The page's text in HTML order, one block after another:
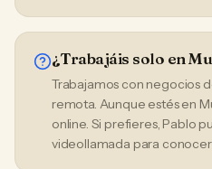
¿Trabajáis solo en
Trabajamos con negocios
remota. Aunque estés en
online. Si prefieres, Pablo
videollamada para